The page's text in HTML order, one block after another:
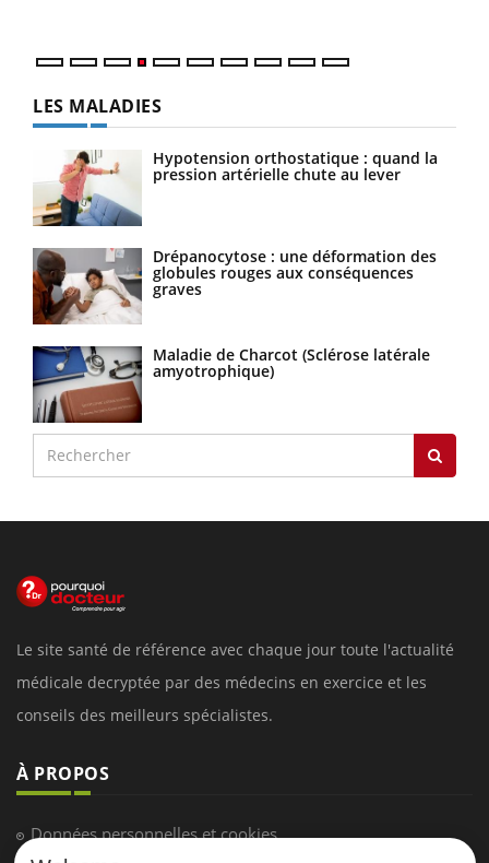
LES MALADIES
Hypotension orthostatique : quand la
pression artérielle chute au lever
Drépanocytose : une déformation des
globules rouges aux conséquences
graves
Maladie de Charcot (Sclérose latérale
amyotrophique)
Le site santé de référence avec chaque jour toute l'actualité
médicale decryptée par des médecins en exercice et les
conseils des meilleurs spécialistes.
À PROPOS
Données personnelles et cookies